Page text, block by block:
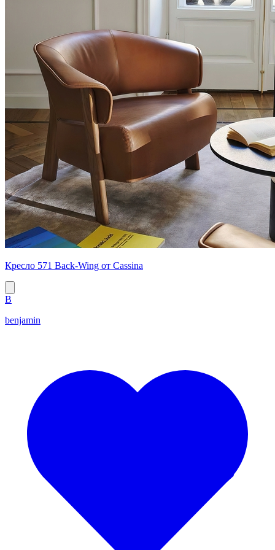
Кресло 571 Back-Wing от Cassina
B
benjamin